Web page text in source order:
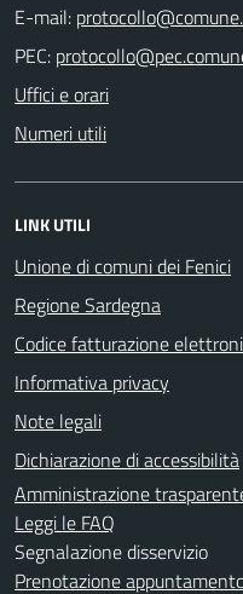
E-mail:
PEC:
Uffici e orari
Numeri utili
LINK UTILI
Unione di comuni dei Fenici
Regione Sardegna
Codice fatturazione
Informativa privacy
Note legali
Dichiarazione di accessibilità
Amministrazione
Leggi le FAQ
Segnalazione disservizio
Prenotazione